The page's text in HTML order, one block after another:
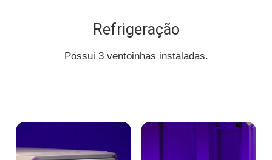
Refrigeração
Possui 3 ventoinhas instaladas.